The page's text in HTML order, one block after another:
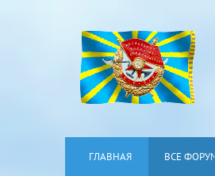
ГЛАВНАЯ ВСЕ